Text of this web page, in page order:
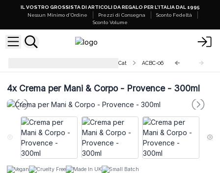
IL VOSTRO GROSSISTA DI ARTICOLI DA REGALO PER L'ITALIA DAL 1995
Nessun Minimo d'Ordine
Prezzi di Consegna
Sconto Fedeltà
Sconto Volume
Creme per Mani & Corpo Agnes + Cat ACBC-06
4xCrema per Mani & Corpo - Provence - 300ml
Vegan Cruelty Free Made In UK Small Batch